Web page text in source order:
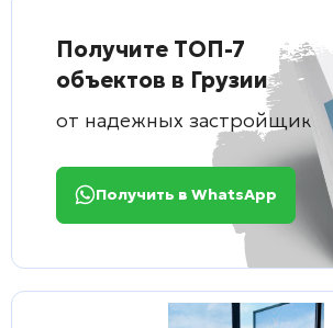
Получите ТОП-7
объектов в Грузии
от надежных застройщиков
Получить в WhatsApp